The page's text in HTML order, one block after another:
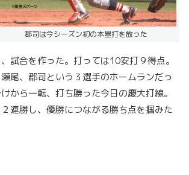
郡司は今シーズン初の本塁打を放った
試合を作った。打っては10安打９得点。
尾、郡司という３選手のホームランだっ
から一転、打ち勝った今日の慶大打線。
連勝し、優勝につながる勝ち点を掴みた